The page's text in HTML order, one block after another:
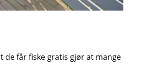
de får fiske gratis gjør at mange